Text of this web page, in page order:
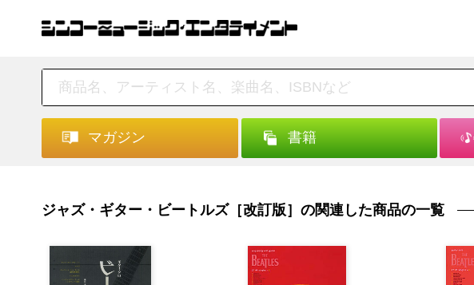
マガジン 書籍
ジャズ・ギター・ビートルズ［改訂版］の関連した商品の一覧